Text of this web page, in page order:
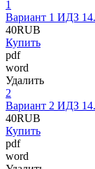
1
Вариант 1 ИДЗ
40RUB
Купить
pdf
word
Удалить
2
Вариант 2 ИДЗ
40RUB
Купить
pdf
word